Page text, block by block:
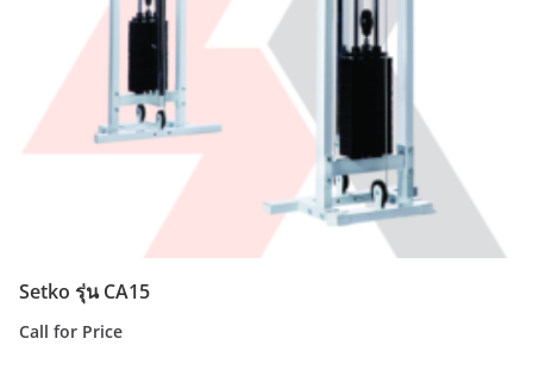
Setko รุ่น CA15
Call for Price